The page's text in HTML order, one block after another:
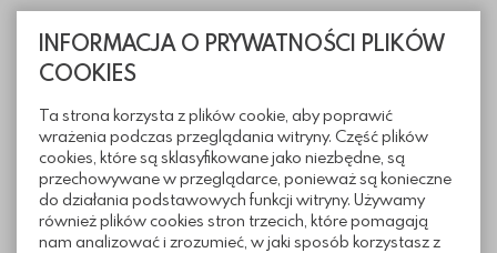
INFORMACJA O PRYWATNOŚCI PLIKÓW
COOKIES
Ta strona korzysta z plików cookie, aby poprawić
wrażenia podczas przeglądania witryny. Część plików
cookies, które są sklasyfikowane jako niezbędne, są
przechowywane w przeglądarce, ponieważ są konieczne
do działania podstawowych funkcji witryny. Używamy
również plików cookies stron trzecich, które pomagają
nam analizować i zrozumieć, w jaki sposób korzystasz z
Informacje techniczne
Pliki do pobrania